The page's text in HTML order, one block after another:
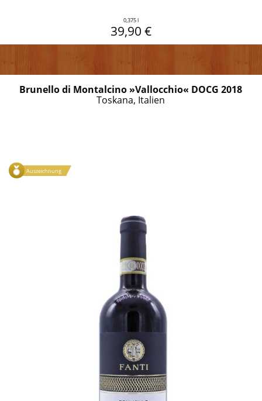
0,375 l
39,90 €
Brunello di Montalcino »Vallocchio« DOCG 2018
Toskana, Italien
Auszeichnung